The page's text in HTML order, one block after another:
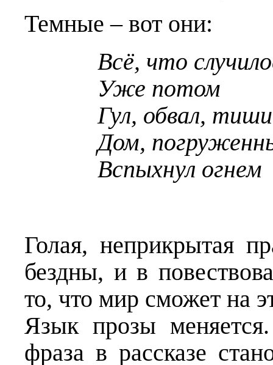
Темные – вот они:
Всё, что
Уже потом
Гул, обвал,
Дом,
Вспыхнул огнем
Голая, неприкрытая
бездны, и в
то, что мир сможет на
Язык прозы
фраза в рассказе